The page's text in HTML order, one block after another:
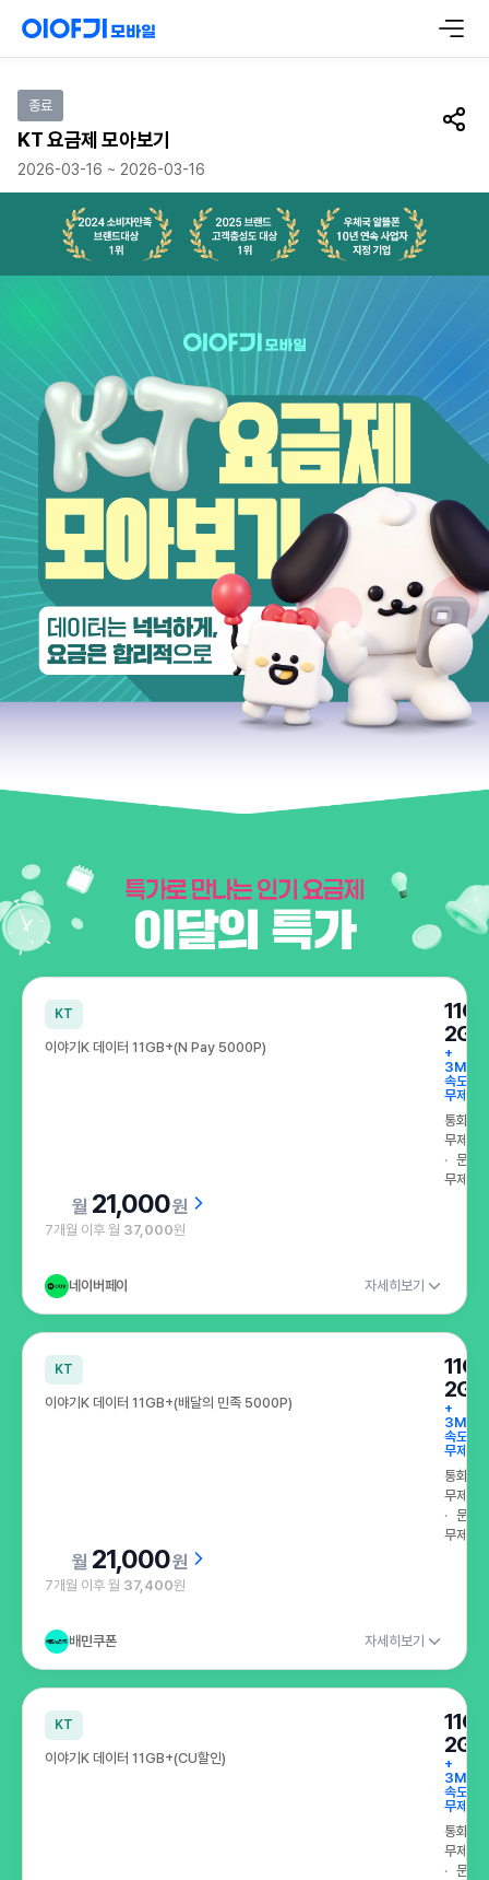
종료
KT 요금제 모아보기 공유
2026-03-16 ~ 2026-03-16
2024 소비자만족 브랜드 대상 1위 2025 브랜드 고객충성도 대상 1위
특가로 만나는 인기 요금제 이달의 특가
KT
이야기K 데이터 11GB+(N Pay 5000P)
2GB
+
속도
무제한
통화
무제한
문자
무제한
21,000원
7개월 이후 월 37,000원
네이버페이 자세히보기
KT
이야기K 데이터 11GB+(배달의 민족 5000P)
2GB
+
속도
무제한
통화
무제한
문자
무제한
21,000원
7개월 이후 월 37,400원
배민쿠폰 자세히보기
KT
이야기K 데이터 11GB+(CU할인)
2GB
+
속도
무제한
통화
무제한
문자